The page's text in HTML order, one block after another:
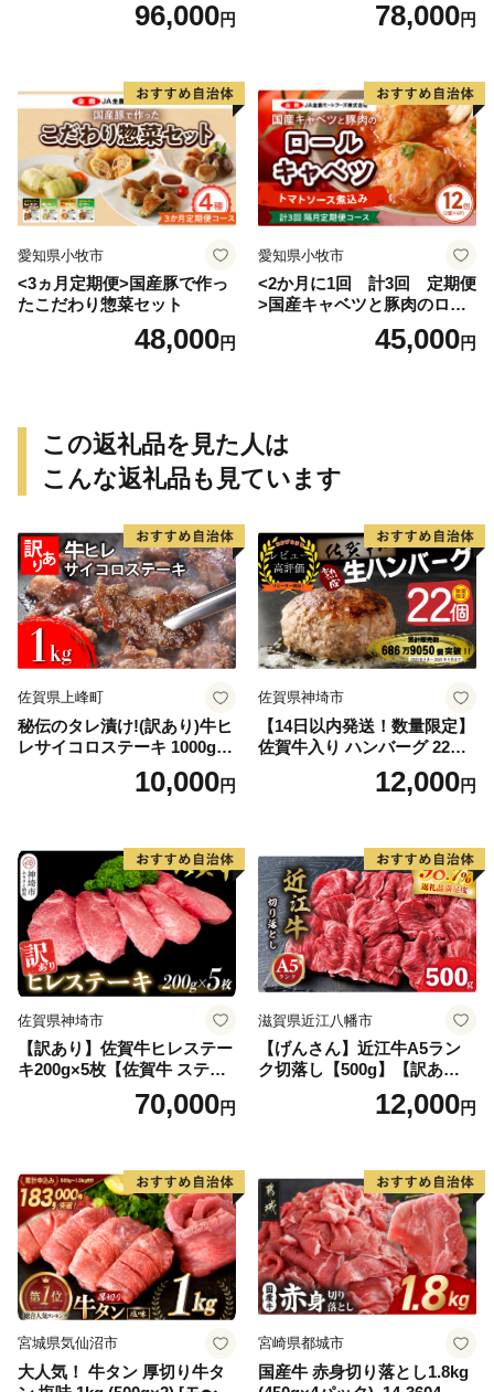
96,000円 78,000円
愛知県小牧市
<3ヵ月定期便>国産豚で作っ
たこだわり惣菜セット
48,000円
愛知県小牧市
<2か月に1回 計3回 定期便
>国産キャベツと豚肉のロー
ルキャベツ（6P入り）
45,000円
この返礼品を見た人は
こんな返礼品も見ています
佐賀県上峰町
秘伝のタレ漬け!(訳あり)牛ヒ
レサイコロステーキ 1000g
10,000円
佐賀県神埼市
【14日以内発送！数量限定】
佐賀牛入り ハンバーグ 22個
2.6kg(120g×22個)【佐賀牛
黒毛和牛 ブランド牛 九州 ハ
気】(H083106)
12,000円
佐賀県神埼市
【訳あり】佐賀牛ヒレステー
キ200g×5枚【佐賀牛 ステー
キ ブランド肉 ヒレ肉 フィレ
肉 ジューシー ヘルシー】(H0
70,000円
滋賀県近江八幡市
【げんさん】近江牛A5ラン
ク切落し【500g】【訳あり】
12,000円
宮城県気仙沼市
大人気！ 牛タン 厚切り牛タ
宮崎県都城市
国産牛 赤身切り落とし1.8kg